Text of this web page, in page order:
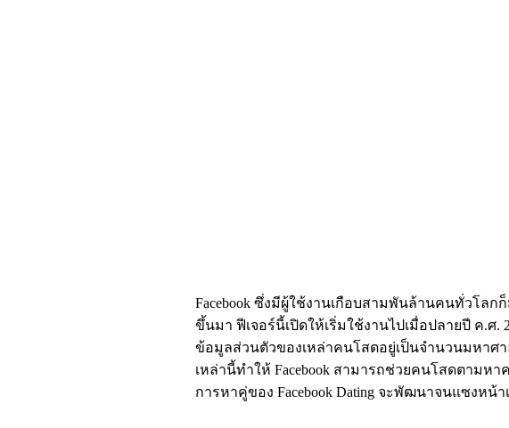
Facebook ซึ่งมีผู้ใช้งานเกือบสามพันล้านคนทั่วโลกก็
ขึ้นมา ฟีเจอร์นี้เปิดให้เริ่มใช้งานไปเมื่อปลายปี ค.ศ.
ข้อมูลส่วนตัวของเหล่าคนโสดอยู่เป็นจำนวนมหาศ
เหล่านี้ทำให้ Facebook สามารถช่วยคนโสดตามห
การหาคู่ของ Facebook Dating จะพัฒนาจนแซงห